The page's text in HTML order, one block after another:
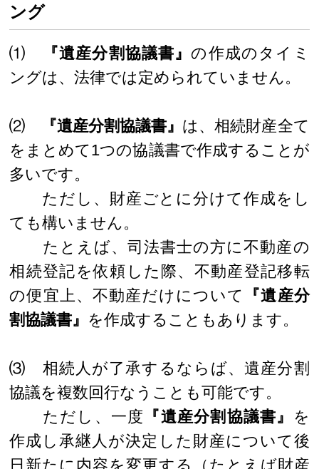
ング
⑴ 『遺産分割協議書』の作成のタイミ
ングは、法律では定められていません。
⑵ 『遺産分割協議書』 は、相続財産全て
をまとめて1つの協議書で作成することが
多いです。
ただし、財産ごとに分けて作成をし
ても構いません。
たとえば、司法書士の方に不動産の
相続登記を依頼した際、不動産登記移転
の便宜上、不動産だけについて
『遺産分
割協議書』 を作成することもあります。
⑶ 相続人が了承するならば、遺産分割
協議を複数回行なうことも可能です。
ただし、一度 『遺産分割協議書』 を
作成し承継人が決定した財産について後
日新たに内容を変更する（たとえば財産